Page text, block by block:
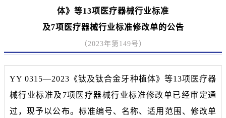
体》等13项医疗器械行业标准
及7项医疗器械行业标准修改单的公告
（2023年第149号）
YY 0315—2023《钛及钛合金牙种植体》等13项医疗器
械行业标准及7项医疗器械行业标准修改单已经审定通
过，现予以公布。标准编号、名称、适用范围、修改单